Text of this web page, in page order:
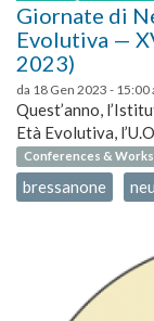
Giornate di
Evolutiva —
2023)
da 18 Gen 2023 - 15:00
Quest’anno,
Età Evolutiva,
Conferences &
bressanone